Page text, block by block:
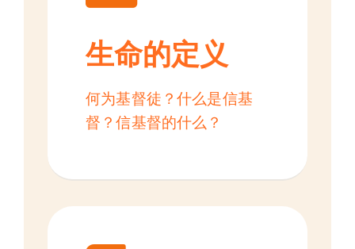
生命的定义
何为基督徒？什么是信基
督？信基督的什么？